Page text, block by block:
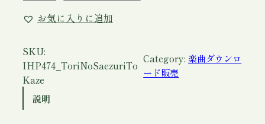
さ
ず
り
と
と
お気に入りに追加
SKU:
IHP474_ToriNoSaezuriTo
Kaze
Category:楽曲ダウンロ
ード販売
説明